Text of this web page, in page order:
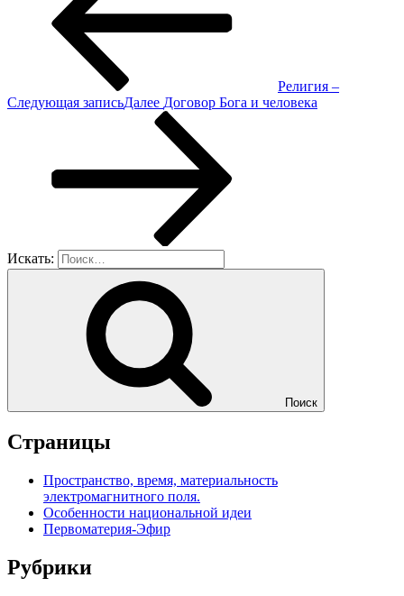
Религия –
Следующая записьДалее Договор Бога и человека
Искать:
Поиск
Страницы
Пространство, время, материальность
электромагнитного поля.
Особенности национальной идеи
Первоматерия-Эфир
Рубрики